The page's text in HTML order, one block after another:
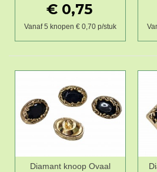
€ 0,75
Vanaf 5 knopen € 0,70 p/stuk
Diamant knoop Ovaal